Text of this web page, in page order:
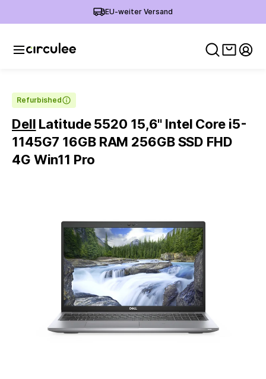
EU-weiter Versand
Refurbished
Dell Latitude 5520 15,6'' Intel Core i5-
1145G7 16GB RAM 256GB SSD FHD
4G Win11 Pro